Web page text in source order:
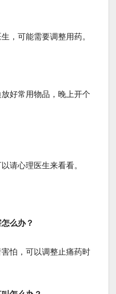
，可能需要调整用药。
好常用物品，晚上开个
请心理医生来看看。
么办？
怕，可以调整止痛药时